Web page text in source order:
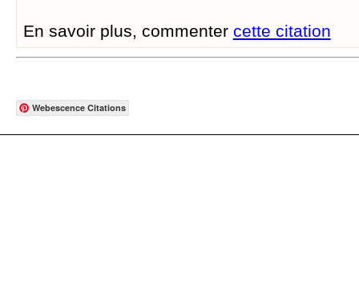
En savoir plus, commenter cette citation
Webescence Citations